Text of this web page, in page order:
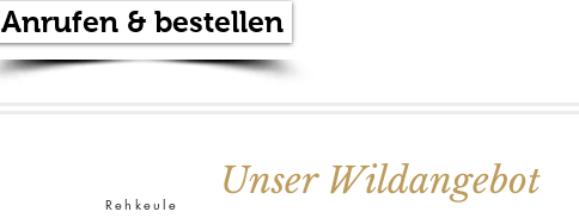
Anrufen & bestellen
Rehkeule
Unser Wildangebot